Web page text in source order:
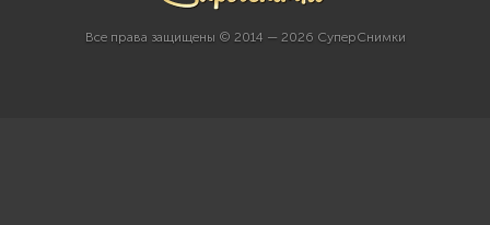
Все права защищены © 2014 — 2026 СуперСнимки